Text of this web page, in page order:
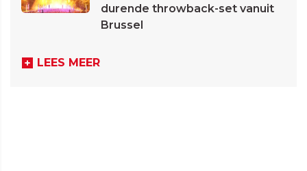
durende throwback-set vanuit
Brussel
LEES MEER